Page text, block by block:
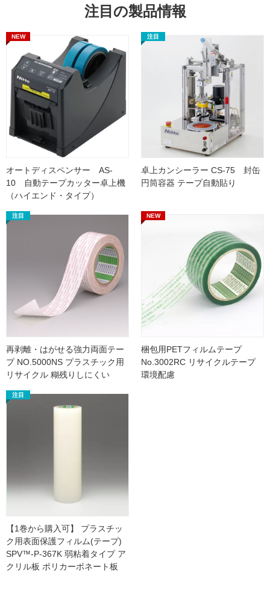
注目の製品情報
オートディスペンサー AS-
10 自動テープカッター卓上機
（ハイエンド・タイプ）
注目
NEW
卓上カンシーラー CS-75 封缶
円筒容器 テープ自動貼り
注目
再剥離・はがせる強力両面テー
プ NO.5000NS プラスチック用
リサイクル 糊残りしにくい
注目
梱包用PETフィルムテープ
No.3002RC リサイクルテープ
環境配慮
注目
NEW
【1巻から購入可】 プラスチッ
ク用表面保護フィルム(テープ)
SPV™-P-367K 弱粘着タイプ ア
クリル板 ポリカーボネート板
注目